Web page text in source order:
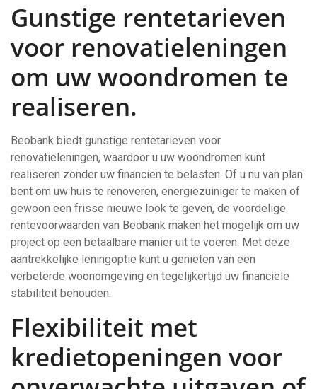
Gunstige rentetarieven
voor renovatieleningen
om uw woondromen te
realiseren.
Beobank biedt gunstige rentetarieven voor
renovatieleningen, waardoor u uw woondromen kunt
realiseren zonder uw financiën te belasten. Of u nu van plan
bent om uw huis te renoveren, energiezuiniger te maken of
gewoon een frisse nieuwe look te geven, de voordelige
rentevoorwaarden van Beobank maken het mogelijk om uw
project op een betaalbare manier uit te voeren. Met deze
aantrekkelijke leningoptie kunt u genieten van een
verbeterde woonomgeving en tegelijkertijd uw financiële
stabiliteit behouden.
Flexibiliteit met
kredietopeningen voor